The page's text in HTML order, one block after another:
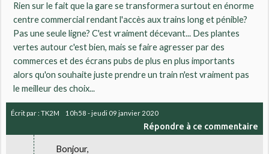
Rien sur le fait que la gare se transformera surtout en énorme
centre commercial rendant l'accès aux trains long et pénible?
Pas une seule ligne? C'est vraiment décevant... Des plantes
vertes autour c'est bien, mais se faire agresser par des
commerces et des écrans pubs de plus en plus importants
alors qu'on souhaite juste prendre un train n'est vraiment pas
le meilleur des choix...
Écrit par :TK2M 10h58 -jeudi 09 janvier 2020
Répondre à ce commentaire
Bonjour,